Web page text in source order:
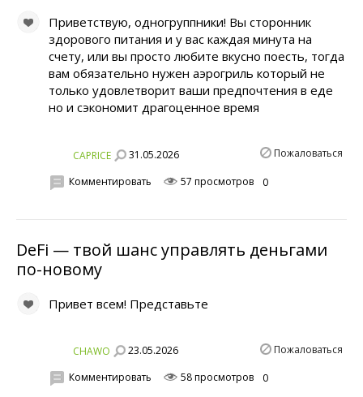
Приветствую, одногруппники! Вы сторонник
здорового питания и у вас каждая минута на
счету, или вы просто любите вкусно поесть, тогда
вам обязательно нужен аэрогриль который не
только удовлетворит ваши предпочтения в еде
но и сэкономит драгоценное время
CAPRICE 31.05.2026 Пожаловаться
Комментировать 57 просмотров 0
DeFi — твой шанс управлять деньгами
по-новому
Привет всем! Представьте
CHAWO 23.05.2026 Пожаловаться
Комментировать 58 просмотров 0